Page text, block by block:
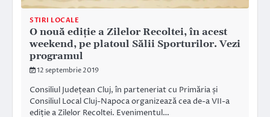
STIRI LOCALE
O nouă ediție a Zilelor Recoltei, în acest
weekend, pe platoul Sălii Sporturilor. Vezi
programul
12 septembrie 2019
Consiliul Județean Cluj, în parteneriat cu Primăria și
Consiliul Local Cluj-Napoca organizează cea de-a VII-a
ediție a Zilelor Recoltei. Evenimentul…